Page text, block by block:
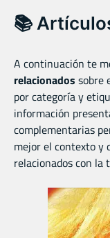
📚
A continuación te
relacionados sobre
por categoría y
información
complementarias
mejor el contexto y
relacionados con